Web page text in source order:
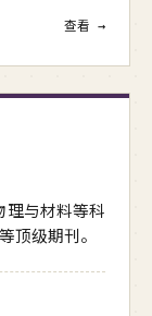
查看 →
理与材料等科
顶级期刊。